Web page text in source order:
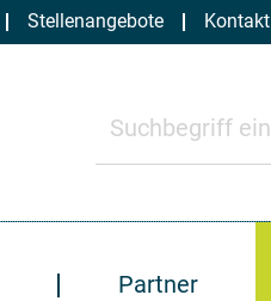
Stellenangebote Kontakt
Partner